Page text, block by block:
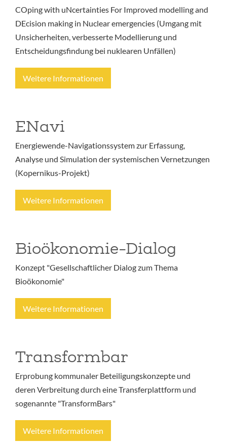
COping with uNcertainties For Improved modelling and
DEcision making in Nuclear emergencies (Umgang mit
Unsicherheiten, verbesserte Modellierung und
Entscheidungsfindung bei nuklearen Unfällen)
Weitere Informationen
ENavi
Energiewende-Navigationssystem zur Erfassung,
Analyse und Simulation der systemischen Vernetzungen
(Kopernikus-Projekt)
Weitere Informationen
Bioökonomie-Dialog
Konzept "Gesellschaftlicher Dialog zum Thema
Bioökonomie"
Weitere Informationen
Transformbar
Erprobung kommunaler Beteiligungskonzepte und
deren Verbreitung durch eine Transferplattform und
sogenannte "TransformBars"
Weitere Informationen